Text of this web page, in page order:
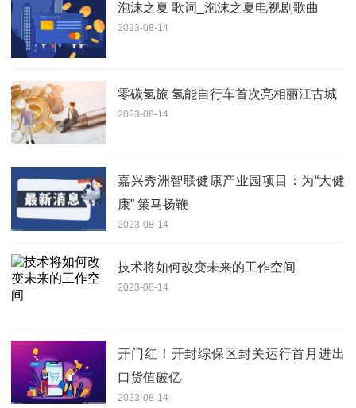
泡沫之夏 歌词_泡沫之夏电视剧歌曲
2023-08-14
零碳氢旅 氢能自行车首次亮相丽江古城
2023-08-14
嘉兴秀洲智联健康产业园项目：为“大健
康” 策马扬鞭
2023-08-14
技术将如何改变未来的工作空间
2023-08-14
开门红！开封综保区封关运行首月进出
口货值破亿
2023-08-14